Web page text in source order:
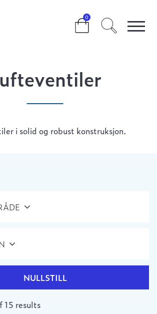
0
i solid og robust konstruksjon.
NULLSTILL
15 results